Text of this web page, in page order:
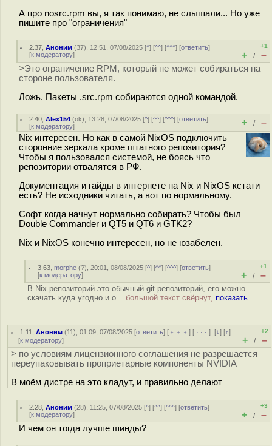
А про nosrc.rpm вы, я так понимаю, не слышали... Но уже
пишите про "ограничения"
2.37 ,Аноним (37), 12:51, 07/08/2025 [^] [^^] [^^^] [ответить]
[к модератору]
+1
+ / –
>Это ограничение RPM, который не может собираться на
стороне пользователя.
Ложь. Пакеты .src.rpm собираются одной командой.
2.40 ,Alex154 (ok), 13:28, 07/08/2025 [^] [^^] [^^^] [ответить]
[к модератору] + / –
Nix интересен. Но как в самой NixOS подключить
сторонние зеркала кроме штатного репозитория?
Чтобы я пользовался системой, не боясь что
репозитории отвалятся в РФ.
Документация и гайды в интернете на Nix и NixOS кстати
есть? Не исходники читать, а вот по нормальному.
Софт когда начнут нормально собирать? Чтобы был
Double Commander и QT5 и QT6 и GTK2?
Nix и NixOS конечно интересен, но не юзабелен.
3.63 ,morphe (?), 20:01, 08/08/2025 [^] [^^] [^^^] [ответить]
[к модератору]
+1
+ / –
В Nix репозиторий это обычный git репозиторий, его можно
скачать куда угодно и о... большой текст свёрнут, показать
1.11 ,Аноним (11), 01:09, 07/08/2025 [ответить] [ ﹢﹢﹢] [ · · ·][↓] [↑]
[к модератору]
+2
+ / –
> по условиям лицензионного соглашения не разрешается
переупаковывать проприетарные компоненты NVIDIA
В моём дистре на это кладут, и правильно делают
2.28 ,Аноним (28), 11:25, 07/08/2025 [^] [^^] [^^^] [ответить]
[к модератору]
+3
+ / –
И чем он тогда лучше шинды?